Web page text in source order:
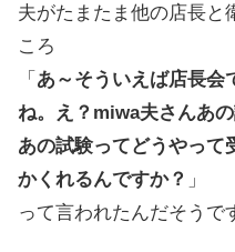
夫がたまたま他の店長と
ころ
「 あ～そういえば店長会
ね。え？miwa夫さんあ
あの試験ってどうやって
かくれるんですか？ 」
って言われたんだそうで